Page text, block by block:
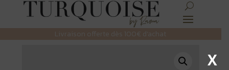
Livraison offerte dès 100€ d’achat
X